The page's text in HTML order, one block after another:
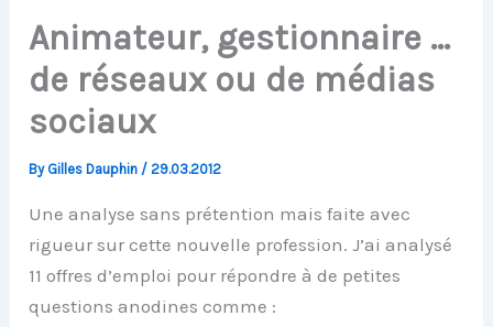
Animateur, gestionnaire …
de réseaux ou de médias
sociaux
By Gilles Dauphin /29.03.2012
Une analyse sans prétention mais faite avec
rigueur sur cette nouvelle profession. J’ai analysé
11 offres d’emploi pour répondre à de petites
questions anodines comme :